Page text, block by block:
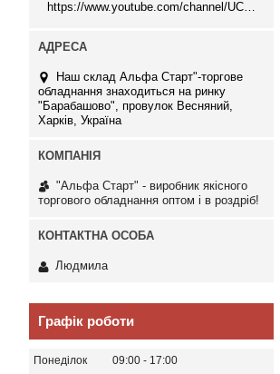
Наш склад Альфа Старт"-торгове
обладнання знаходиться на ринку
"Барабашово", провулок Весняний,
Харків, Україна
"Альфа Старт" - виробник якісного
торгового обладнання оптом і в роздріб!
Людмила
Графік роботи
Понеділок 09:00
17:00